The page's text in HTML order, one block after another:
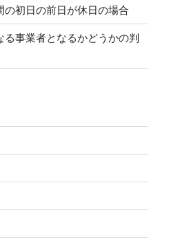
の初日の前日が休日の場合
事業者となるかどうかの判